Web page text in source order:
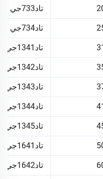
تاد733جي
تاد734جي
تاد1341جي
تاد1342جي
تاد1343جي
تاد1344جي
تاد1345جي
تاد1641جي
تاد1642جي